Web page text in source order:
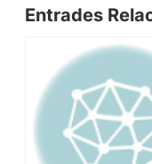
Entrades